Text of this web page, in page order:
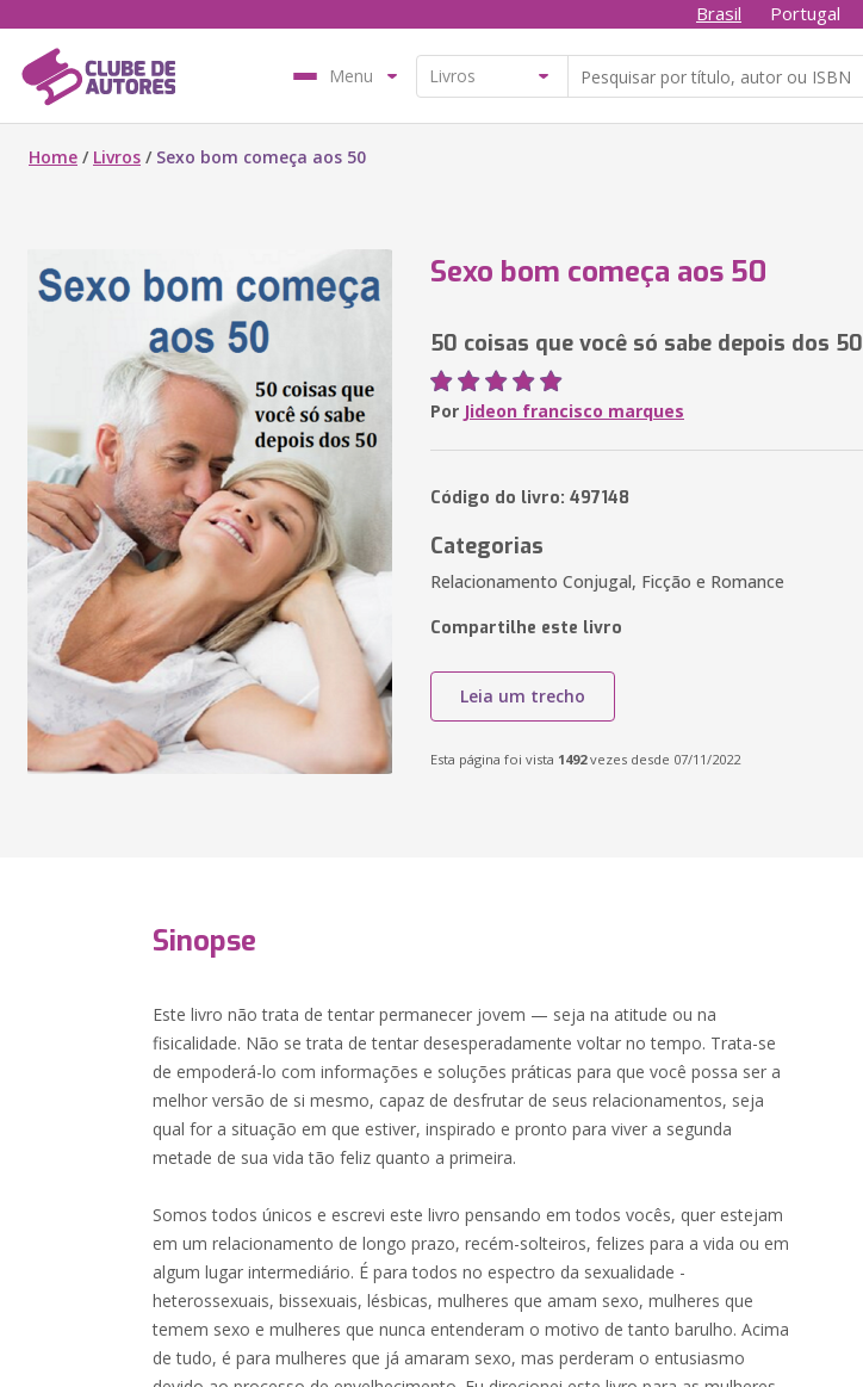
Brasil Portugal
Menu
Home / Livros / Sexo bom começa aos 50
Sexo bom começa aos 50
50 coisas que você só sabe depois dos 50
Por Jideon francisco marques
Código do livro: 497148
Categorias
Relacionamento Conjugal, Ficção e Romance
Compartilhe este livro
Leia um trecho
Esta página foi vista 1492vezes desde 07/11/2022
Sinopse
Este livro não trata de tentar permanecer jovem — seja na atitude ou na
fisicalidade. Não se trata de tentar desesperadamente voltar no tempo. Trata-se
de empoderá-lo com informações e soluções práticas para que você possa ser a
melhor versão de si mesmo, capaz de desfrutar de seus relacionamentos, seja
qual for a situação em que estiver, inspirado e pronto para viver a segunda
metade de sua vida tão feliz quanto a primeira.
Somos todos únicos e escrevi este livro pensando em todos vocês, quer estejam
em um relacionamento de longo prazo, recém-solteiros, felizes para a vida ou em
algum lugar intermediário. É para todos no espectro da sexualidade -
heterossexuais, bissexuais, lésbicas, mulheres que amam sexo, mulheres que
temem sexo e mulheres que nunca entenderam o motivo de tanto barulho. Acima
de tudo, é para mulheres que já amaram sexo, mas perderam o entusiasmo